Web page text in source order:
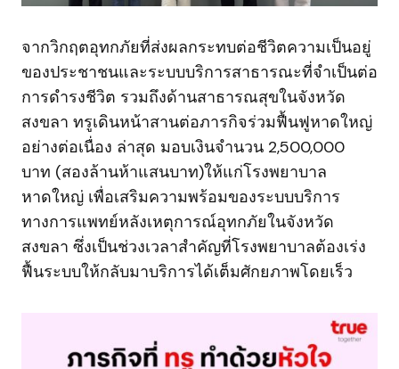
จากวิกฤตอุทกภัยที่ส่งผลกระทบต่อชีวิตความเป็นอยู่
ของประชาชนและระบบบริการสาธารณะที่จำเป็นต่อ
การดำรงชีวิต รวมถึงด้านสาธารณสุขในจังหวัด
สงขลา ทรูเดินหน้าสานต่อภารกิจร่วมฟื้นฟูหาดใหญ่
อย่างต่อเนื่อง ล่าสุด มอบเงินจำนวน 2,500,000
บาท (สองล้านห้าแสนบาท)ให้แก่โรงพยาบาล
หาดใหญ่ เพื่อเสริมความพร้อมของระบบบริการ
ทางการแพทย์หลังเหตุการณ์อุทกภัยในจังหวัด
สงขลา ซึ่งเป็นช่วงเวลาสำคัญที่โรงพยาบาลต้องเร่ง
ฟื้นระบบให้กลับมาบริการได้เต็มศักยภาพโดยเร็ว